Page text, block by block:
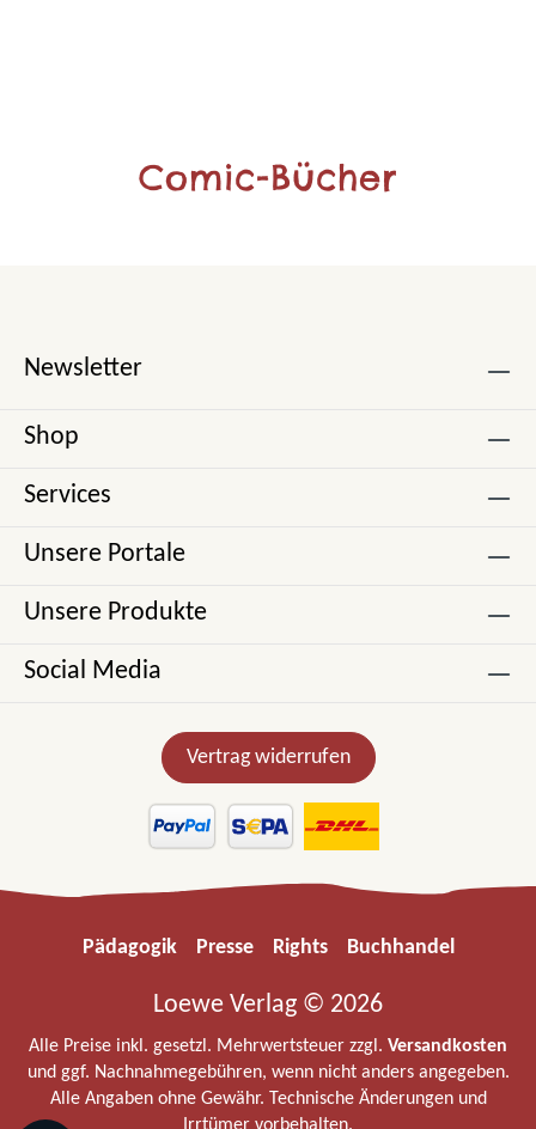
Comic-Bücher
Newsletter
Shop
Services
Unsere Portale
Unsere Produkte
Social Media
Vertrag widerrufen
Pädagogik Presse Rights Buchhandel
Loewe Verlag © 2026
Alle Preise inkl. gesetzl. Mehrwertsteuer zzgl. Versandkosten
und ggf. Nachnahmegebühren, wenn nicht anders angegeben.
Alle Angaben ohne Gewähr. Technische Änderungen und